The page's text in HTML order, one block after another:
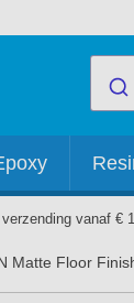
vanaf €
Matte Floor